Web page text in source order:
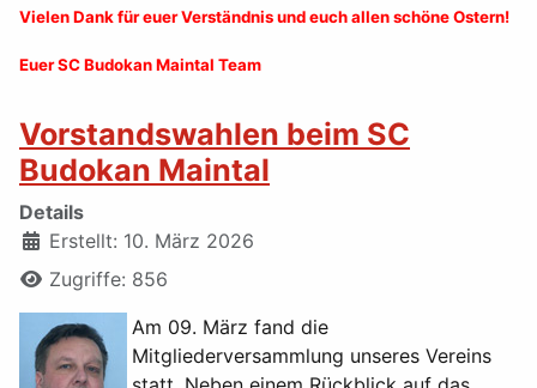
Vielen Dank für euer Verständnis und euch allen schöne Ostern!
Euer SC Budokan Maintal Team
Vorstandswahlen beim SC
Budokan Maintal
Details
Erstellt: 10. März 2026
Zugriffe: 856
Am 09. März fand die
Mitgliederversammlung unseres Vereins